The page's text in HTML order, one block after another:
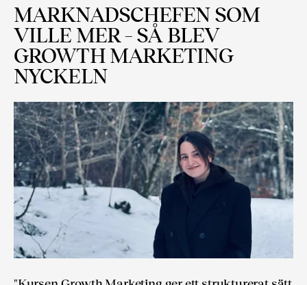
MARKNADSCHEFEN SOM
VILLE MER – SÅ BLEV
GROWTH MARKETING
NYCKELN